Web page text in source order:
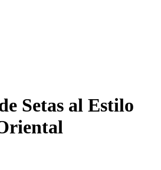
Setas al Estilo